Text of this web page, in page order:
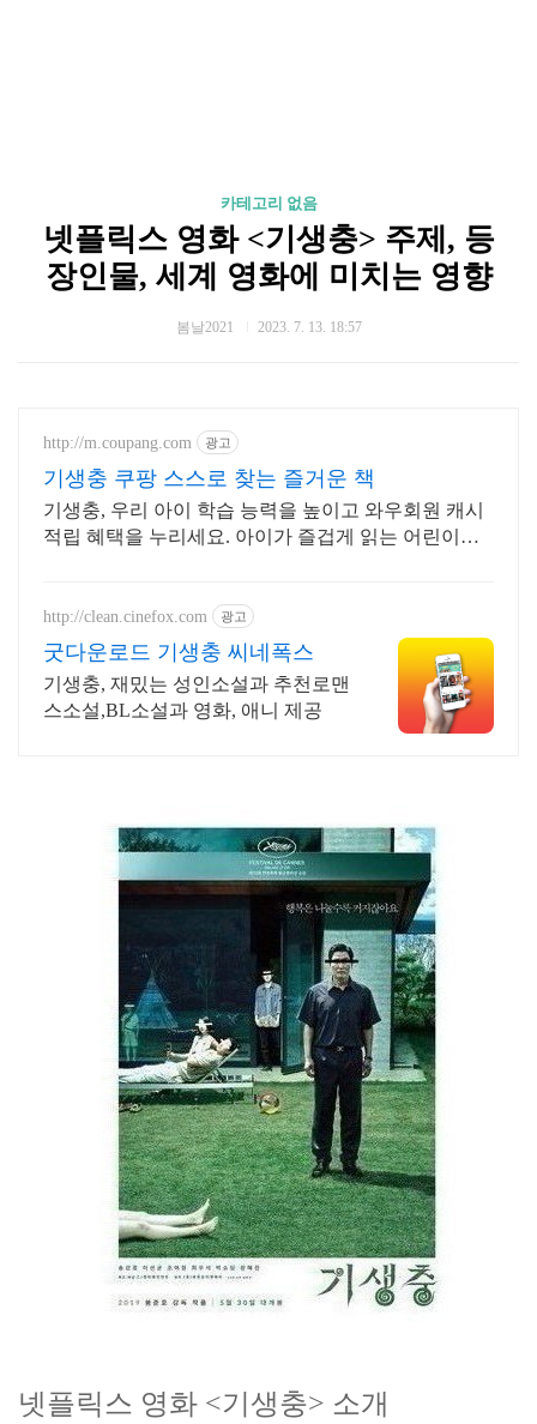
카테고리 없음
넷플릭스 영화 <기생충> 주제, 등
장인물, 세계 영화에 미치는 영향
봄날2021 2023. 7. 13. 18:57
http://m.coupang.com 광고
기생충 쿠팡 스스로 찾는 즐거운 책
기생충, 우리 아이 학습 능력을 높이고 와우회원 캐시
적립 혜택을 누리세요. 아이가 즐겁게 읽는 어린이도
http://clean.cinefox.com 광고
굿다운로드 기생충 씨네폭스
기생충, 재밌는 성인소설과 추천로맨
스소설,BL소설과 영화, 애니 제공
넷플릭스 영화 <기생충> 소개